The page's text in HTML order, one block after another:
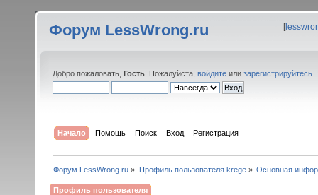
Форум LessWrong.ru [
Добро пожаловать, Гость . Пожалуйста, войдите или зарегистрируйтесь
Начало Помощь Поиск Вход Регистрация
Форум LessWrong.ru » Профиль пользователя krege» Основная
Профиль пользователя